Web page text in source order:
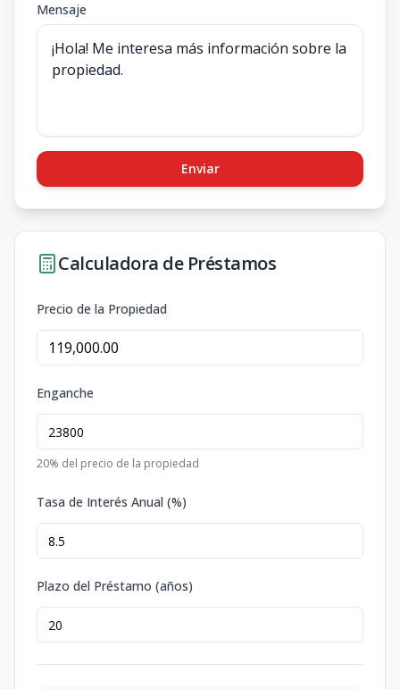
Mensaje
Enviar
Calculadora de Préstamos
Precio de la Propiedad
Enganche
20% del precio de la propiedad
Tasa de Interés Anual (%)
Plazo del Préstamo (años)